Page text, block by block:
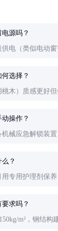
源吗？
电（类似电动
选择？
木）质感更好但
操作？
械应急解锁装
？
专用护理剂保
求吗？
m²，钢结构